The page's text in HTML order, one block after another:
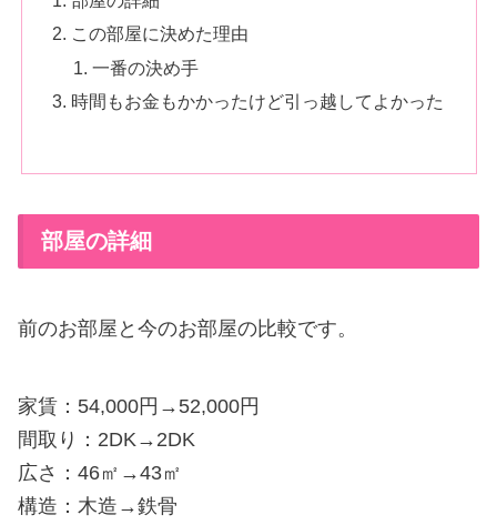
この部屋に決めた理由
一番の決め手
時間もお金もかかったけど引っ越してよかった
部屋の詳細
前のお部屋と今のお部屋の比較です。
家賃：54,000円→52,000円
間取り：2DK→2DK
広さ：46㎡→43㎡
構造：木造→鉄骨